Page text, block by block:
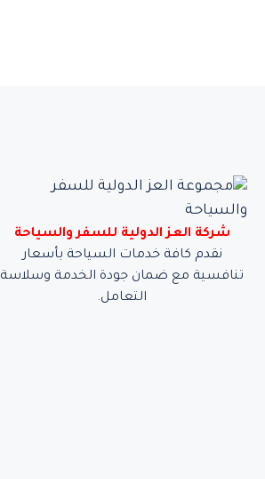
شركة العز الدولية للسفر والسياحة
نقدم كافة خدمات السياحة بأسعار
تنافسية مع ضمان جودة الخدمة وسلاسة
التعامل.